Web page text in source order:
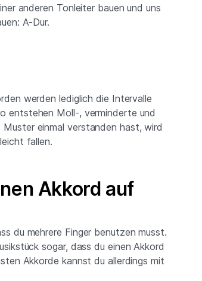
anderen Tonleiter bauen und uns
A-Dur.
werden lediglich die Intervalle
entstehen Moll-, verminderte und
einmal verstanden hast, wird
fallen.
Akkord auf
du mehrere Finger benutzen musst.
sogar, dass du einen Akkord
Akkorde kannst du allerdings mit